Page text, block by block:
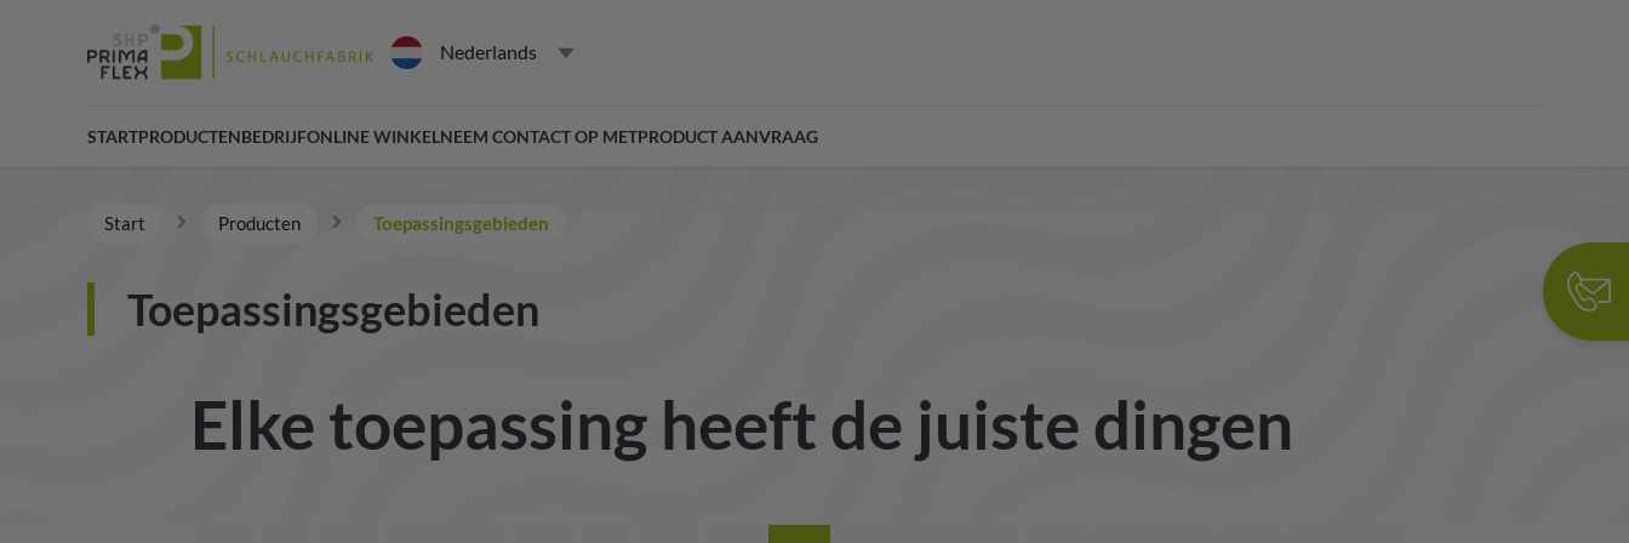
Nederlands
STARTPRODUCTENBEDRIJFONLINE WINKELNEEM CONTACT OP METPRODUCT AANVRAAG
Start Producten Toepassingsgebieden
Toepassingsgebieden
Elke toepassing heeft de juiste dingen